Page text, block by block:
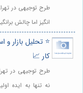
طرح توجیهی در
انگیز اما چالش
⭐️ تحلیل بازار
کار 📈
طرح توجیهی در
نه تنها به ایده